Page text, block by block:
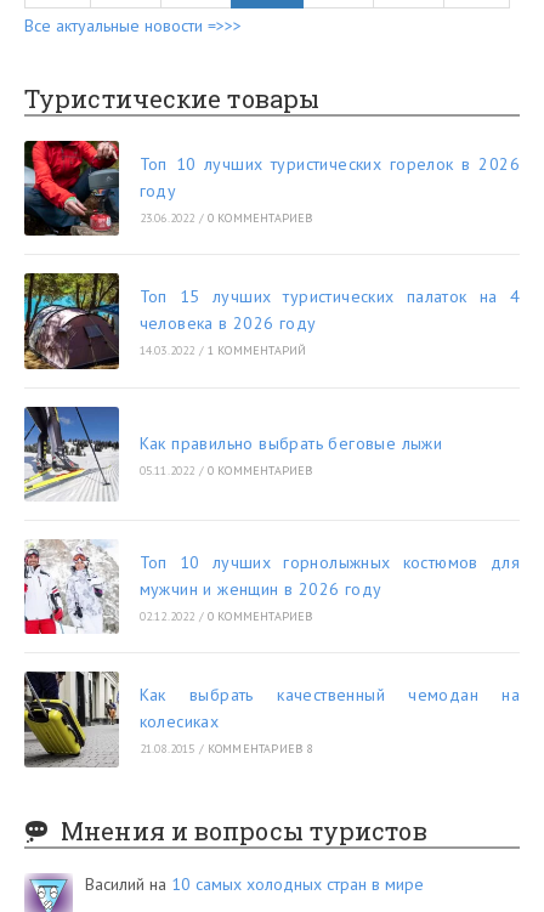
Все актуальные новости =>>>
Туристические товары
Топ 10 лучших туристических горелок в 2026
году
23.06.2022 / 0 КОММЕНТАРИЕВ
Топ 15 лучших туристических палаток на 4
человека в 2026 году
14.03.2022 / 1 КОММЕНТАРИЙ
Как правильно выбрать беговые лыжи
05.11.2022 / 0 КОММЕНТАРИЕВ
Топ 10 лучших горнолыжных костюмов для
мужчин и женщин в 2026 году
02.12.2022 / 0 КОММЕНТАРИЕВ
Как выбрать качественный чемодан на
колесиках
21.08.2015 / КОММЕНТАРИЕВ 8
Мнения и вопросы туристов
Василий на 10 самых холодных стран в мире